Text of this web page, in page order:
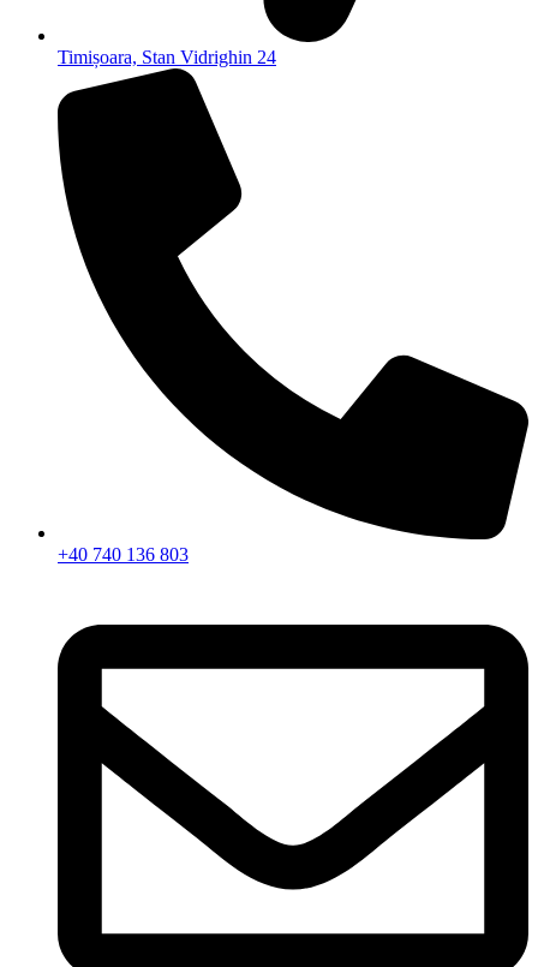
Timișoara, Stan Vidrighin 24
+40 740 136 803